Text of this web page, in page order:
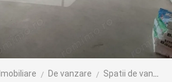
Imobiliare De vanzare Spatii de vanzare